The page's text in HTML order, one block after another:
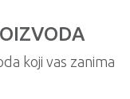
koji vas zanima